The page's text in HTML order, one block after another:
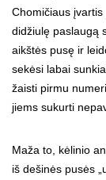
Chomičiaus
didžiulę paslaugą
aikštės pusę ir
sekėsi labai
žaisti pirmu
jiems sukurti
Maža to, kėlinio
iš dešinės pusės